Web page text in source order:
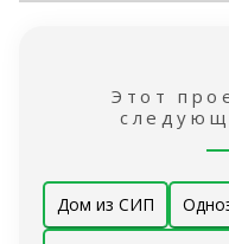
Этот
Дом из СИП